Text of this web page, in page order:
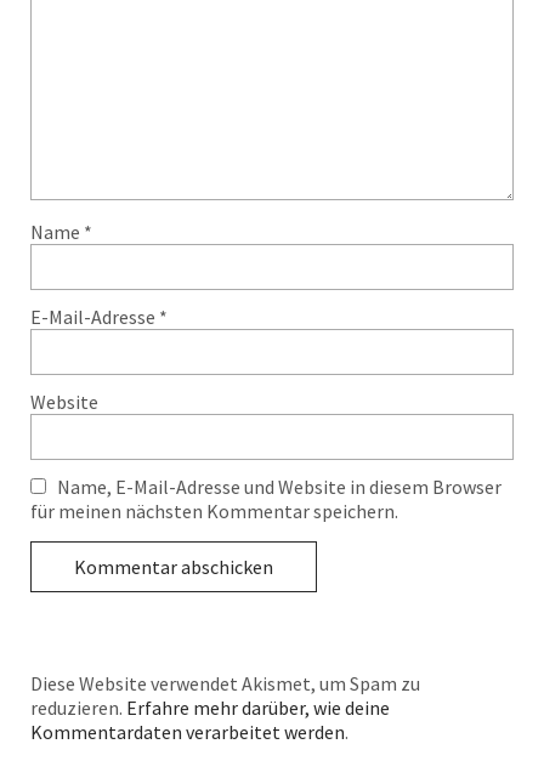
Name *
E-Mail-Adresse *
Website
Name, E-Mail-Adresse und Website in diesem Browser
für meinen nächsten Kommentar speichern.
Diese Website verwendet Akismet, um Spam zu
reduzieren. Erfahre mehr darüber, wie deine
Kommentardaten verarbeitet werden.